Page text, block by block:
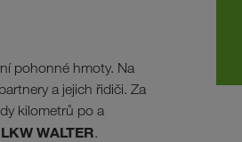
pohonné hmoty. Na
a jejich řidiči. Za
kilometrů po a
WALTER.